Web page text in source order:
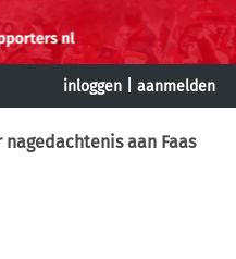
inloggen aanmelden
aan Faas